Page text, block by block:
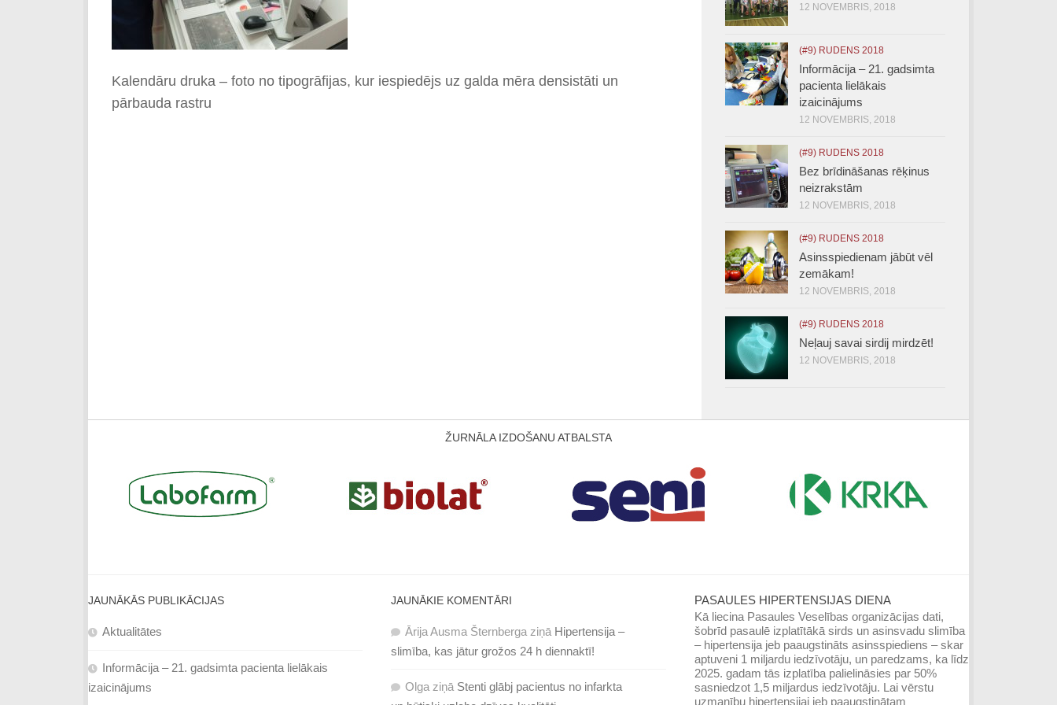
Kalendāru druka – foto no tipogrāfijas, kur iespiedējs uz galda mēra densistāti un
pārbauda rastru
12 NOVEMBRIS, 2018
(#9) RUDENS 2018
Informācija – 21. gadsimta
pacienta lielākais
izaicinājums
12 NOVEMBRIS, 2018
(#9) RUDENS 2018
Bez brīdināšanas rēķinus
neizrakstām
12 NOVEMBRIS, 2018
(#9) RUDENS 2018
Asinsspiedienam jābūt vēl
zemākam!
12 NOVEMBRIS, 2018
(#9) RUDENS 2018
Neļauj savai sirdij mirdzēt!
12 NOVEMBRIS, 2018
ŽURNĀLA IZDOŠANU ATBALSTA
JAUNĀKĀS PUBLIKĀCIJAS
Aktualitātes
Informācija – 21. gadsimta pacienta lielākais
izaicinājums
JAUNĀKIE KOMENTĀRI
Ārija Ausma Šternberga ziņā Hipertensija –
slimība, kas jātur grožos 24 h diennaktī!
Olga ziņā Stenti glābj pacientus no infarkta
PASAULES HIPERTENSIJAS DIENA
Kā liecina Pasaules Veselības organizācijas dati,
šobrīd pasaulē izplatītākā sirds un asinsvadu slimība
– hipertensija jeb paaugstināts asinsspiediens – skar
aptuveni 1 miljardu iedzīvotāju, un paredzams, ka līdz
2025. gadam tās izplatība palielināsies par 50%
sasniedzot 1,5 miljardus iedzīvotāju. Lai vērstu
uzmanību hipertensijai jeb paaugstinātam